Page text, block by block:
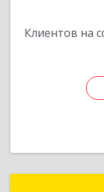
Клиентов на